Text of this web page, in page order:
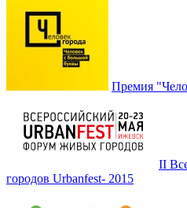
Премия
II
городов Urbanfest- 2015